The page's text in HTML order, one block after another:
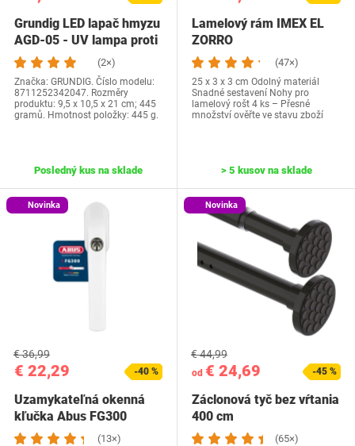
Grundig LED lapač hmyzu
AGD-05 - UV lampa proti
hmyzu -…
(2×)
Značka: GRUNDIG. Číslo modelu:
8711252342047. Rozměry
produktu: 9,5 x 10,5 x 21 cm; 445
gramů. Hmotnost položky: 445 g.
Posledný kus na sklade
Lamelový rám IMEX EL
ZORRO
(47×)
25 x 3 x 3 cm Odolný materiál
Snadné sestavení Nohy pro
lamelový rošt 4 ks – Přesné
množství ověřte ve stavu zboží
> 5 kusov na sklade
Novinka
€ 22,29
€ 36,99
-40 %
Uzamykateľná okenná
kľučka Abus FG300
(13×)
Novinka
od € 24,69
€ 44,99
-45 %
Záclonová tyč bez vŕtania
400 cm
(65×)